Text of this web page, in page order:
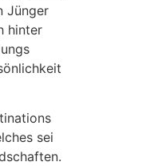
Jünger
hinter
sei